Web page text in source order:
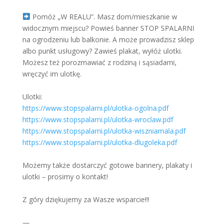
Pomóż „W REALU”. Masz dom/mieszkanie w
widocznym miejscu? Powieś banner STOP SPALARNI
na ogrodzeniu lub balkonie. A może prowadzisz sklep
albo punkt usługowy? Zawieś plakat, wyłóż ulotki.
Możesz też porozmawiać z rodziną i sąsiadami,
wręczyć im ulotkę.
Ulotki:
https://www.stopspalarni.pl/ulotka-ogolna.pdf
https://www.stopspalarni.pl/ulotka-wroclaw.pdf
https://www.stopspalarni.pl/ulotka-wiszniamala.pdf
https://www.stopspalarni.pl/ulotka-dlugoleka.pdf
Możemy także dostarczyć gotowe bannery, plakaty i
ulotki – prosimy o kontakt!
Z góry dziękujemy za Wasze wsparcie!!!